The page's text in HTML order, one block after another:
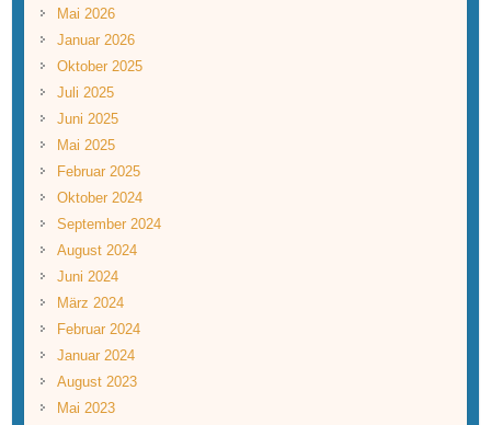
Mai 2026
Januar 2026
Oktober 2025
Juli 2025
Juni 2025
Mai 2025
Februar 2025
Oktober 2024
September 2024
August 2024
Juni 2024
März 2024
Februar 2024
Januar 2024
August 2023
Mai 2023